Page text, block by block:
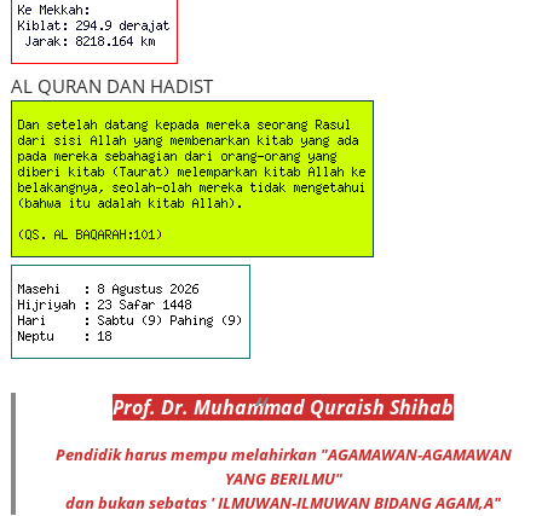
AL QURAN DAN HADIST
Prof. Dr. Muhammad Quraish Shihab
Pendidik harus mempu melahirkan "AGAMAWAN-AGAMAWAN
YANG BERILMU"
dan bukan sebatas ' ILMUWAN-ILMUWAN BIDANG AGAM,A"